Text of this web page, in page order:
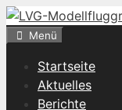
Zum
InhaltMenü
Startseite
Aktuelles
Berichte